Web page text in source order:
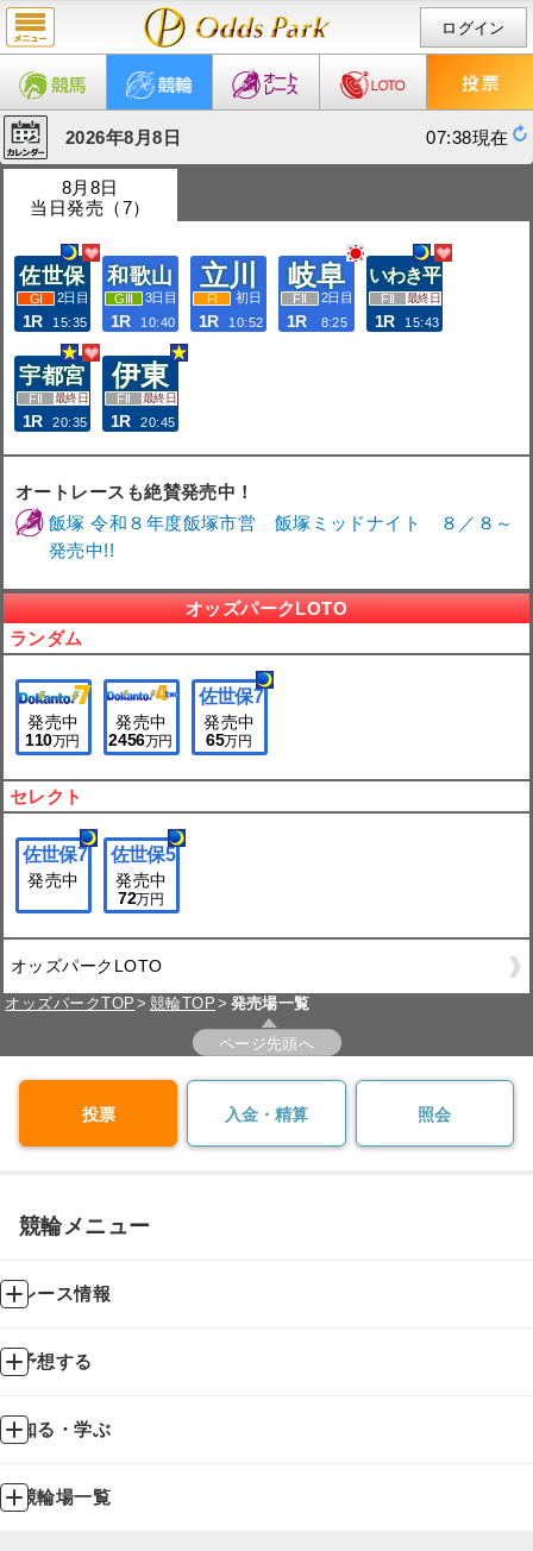
ログイン
2026年8月8日 07:38現在
8月8日
当日発売（7）
佐世保
2日目
1R 15:35
和歌山
3日目
1R 10:40
立川
初日
1R 10:52
岐阜
2日目
1R 8:25
いわき平
最終日
1R 15:43
宇都宮
最終日
1R 20:35
伊東
最終日
1R 20:45
オートレースも絶賛発売中！
飯塚 令和８年度飯塚市営 飯塚ミッドナイト ８／８～
発売中!!
オッズパークLOTO
ランダム
発売中
110万円
発売中
2456万円
佐世保7
発売中
65万円
セレクト
佐世保7
発売中
佐世保5
発売中
72万円
オッズパークLOTO
オッズパークTOP 競輪TOP 発売場一覧
ページ先頭へ
投票 入金・精算 照会
競輪メニュー
レース情報
予想する
知る・学ぶ
競輪場一覧